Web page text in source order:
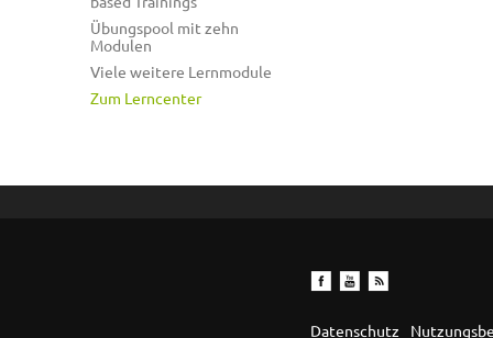
Übungspool mit zehn
Modulen
Viele weitere Lernmodule
Zum Lerncenter
Datenschutz